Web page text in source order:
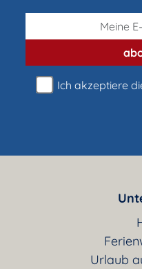
Ich akzeptiere
Urlaub